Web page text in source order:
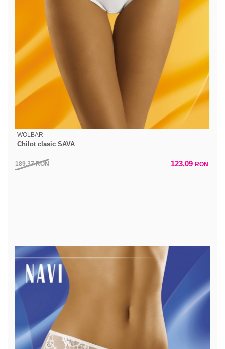
WOLBAR
Chilot clasic SAVA
189,37RON 123,09 RON